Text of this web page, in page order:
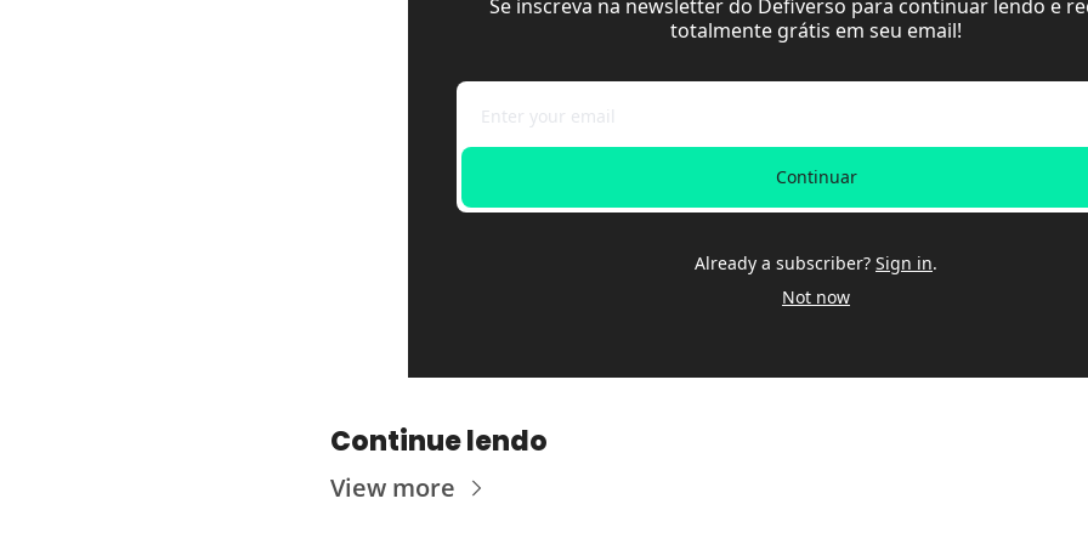
Se inscreva na newsletter do Defiverso para continuar lendo e
totalmente grátis em seu email!
Continuar
Already a subscriber? Sign in.
Not now
Continue lendo
View more